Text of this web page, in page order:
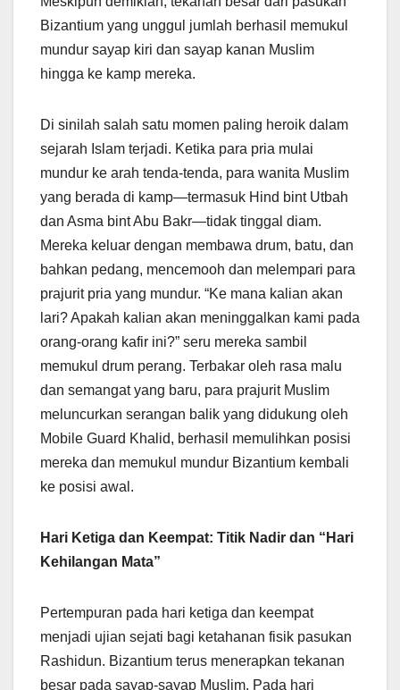
Bizantium yang unggul jumlah berhasil memukul
mundur sayap kiri dan sayap kanan Muslim
hingga ke kamp mereka.
Di sinilah salah satu momen paling heroik dalam
sejarah Islam terjadi. Ketika para pria mulai
mundur ke arah tenda-tenda, para wanita Muslim
yang berada di kamp—termasuk Hind bint Utbah
dan Asma bint Abu Bakr—tidak tinggal diam.
Mereka keluar dengan membawa drum, batu, dan
bahkan pedang, mencemooh dan melempari para
prajurit pria yang mundur. “Ke mana kalian akan
lari? Apakah kalian akan meninggalkan kami pada
orang-orang kafir ini?” seru mereka sambil
memukul drum perang. Terbakar oleh rasa malu
dan semangat yang baru, para prajurit Muslim
meluncurkan serangan balik yang didukung oleh
Mobile Guard Khalid, berhasil memulihkan posisi
mereka dan memukul mundur Bizantium kembali
ke posisi awal.
Hari Ketiga dan Keempat: Titik Nadir dan “Hari
Kehilangan Mata”
Pertempuran pada hari ketiga dan keempat
menjadi ujian sejati bagi ketahanan fisik pasukan
Rashidun. Bizantium terus menerapkan tekanan
besar pada sayap-sayap Muslim. Pada hari